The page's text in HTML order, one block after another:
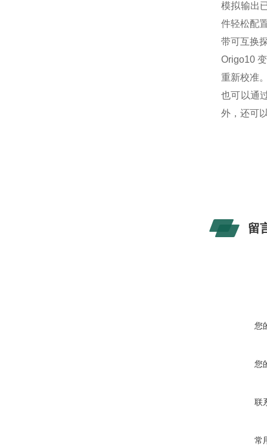
模拟输出
件轻松配
带可互换
Origo10
重新校准
也可以通
外，还可
留
您
您
联
常